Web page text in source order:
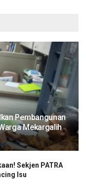
Pembangunan
Mekargalih
Sekjen PATRA
Isu